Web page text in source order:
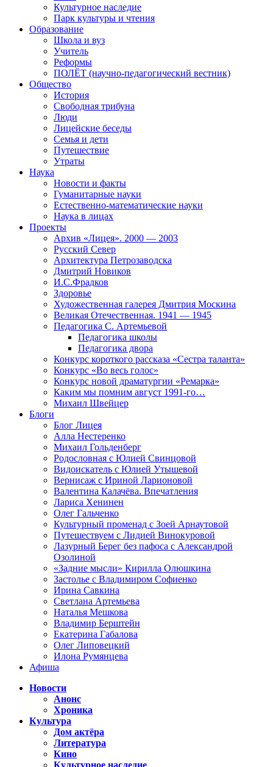
Культурное наследие
Парк культуры и чтения
Образование
Школа и вуз
Учитель
Реформы
ПОЛЁТ (научно-педагогический вестник)
Общество
История
Свободная трибуна
Люди
Лицейские беседы
Семья и дети
Путешествие
Утраты
Наука
Новости и факты
Гуманитарные науки
Естественно-математические науки
Наука в лицах
Проекты
Архив «Лицея». 2000 — 2003
Русский Север
Архитектура Петрозаводска
Дмитрий Новиков
И.С.Фрадков
Здоровье
Художественная галерея Дмитрия Москина
Великая Отечественная. 1941 — 1945
Педагогика С. Артемьевой
Педагогика школы
Педагогика двора
Конкурс короткого рассказа «Сестра таланта»
Конкурс «Во весь голос»
Конкурс новой драматургии «Ремарка»
Каким мы помним август 1991-го…
Михаил Швейцер
Блоги
Блог Лицея
Алла Нестеренко
Михаил Гольденберг
Родословная с Юлией Свинцовой
Видоискатель с Юлией Утышевой
Вернисаж с Ириной Ларионовой
Валентина Калачёва. Впечатления
Лариса Хенинен
Олег Гальченко
Культурный променад с Зоей Арнаутовой
Путешествуем с Лидией Винокуровой
Лазурный Берег без пафоса с Александрой
Озолиной
«Задние мысли» Кирилла Олюшкина
Застолье с Владимиром Софиенко
Ирина Савкина
Светлана Артемьева
Наталья Мешкова
Владимир Берштейн
Екатерина Габалова
Олег Липовецкий
Илона Румянцева
Афиша
Новости
Анонс
Хроника
Культура
Дом актёра
Литература
Кино